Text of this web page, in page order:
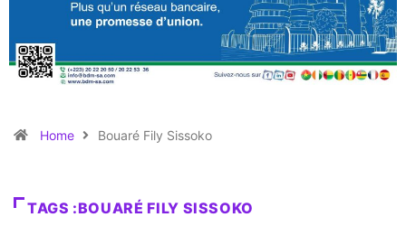
Home Bouaré Fily Sissoko
TAGS :BOUARÉ FILY SISSOKO